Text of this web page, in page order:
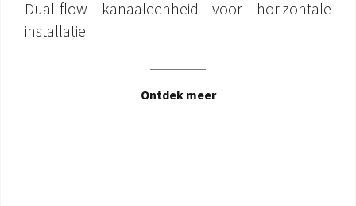
Dual-flow kanaaleenheid voor horizontale
installatie
Ontdek meer